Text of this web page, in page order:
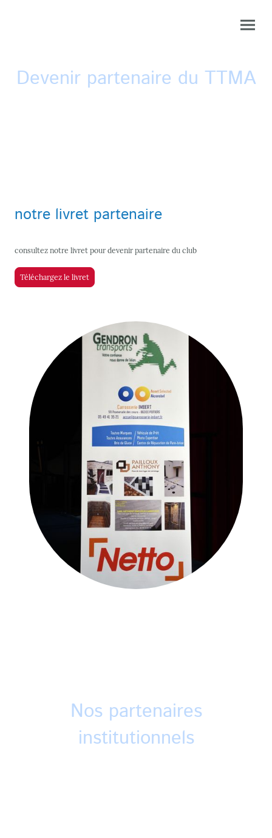
Devenir partenaire du TTMA
notre livret partenaire
consultez notre livret pour devenir partenaire du club
Téléchargez le livret
Nos partenaires
institutionnels